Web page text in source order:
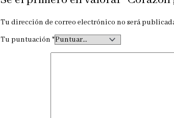
Tu dirección de correo electrónico no será
Tu puntuación *